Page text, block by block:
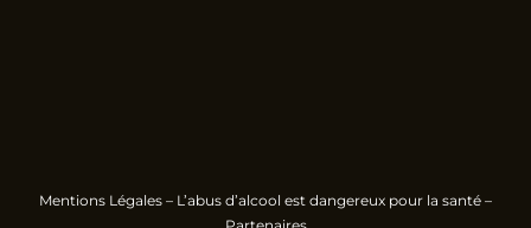
Mentions Légales – L’abus d’alcool est dangereux pour la santé –